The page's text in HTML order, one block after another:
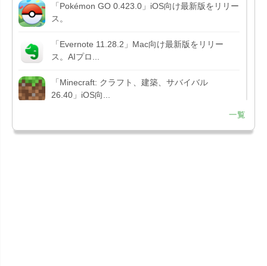
「Pokémon GO 0.423.0」iOS向け最新版をリリー
ス。
「Evernote 11.28.2」Mac向け最新版をリリー
ス。AIプロ...
「Minecraft: クラフト、建築、サバイバル
26.40」iOS向...
151.0.7922....
一覧